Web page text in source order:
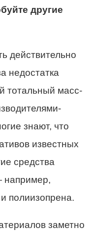
другие
действительно
недостатка
тотальный масс-
знают, что
известных
средства
например,
полиизопрена.
заметно